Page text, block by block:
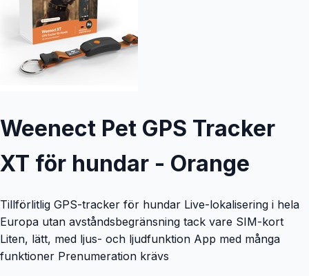
Weenect Pet GPS Tracker
XT för hundar - Orange
Tillförlitlig GPS-tracker för hundar Live-lokalisering i hela
Europa utan avståndsbegränsning tack vare SIM-kort
Liten, lätt, med ljus- och ljudfunktion App med många
funktioner Prenumeration krävs